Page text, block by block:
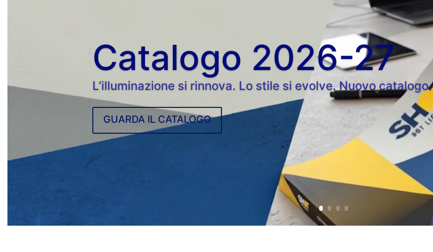
Catalogo 2026-27
L’illuminazione si rinnova. Lo stile si evolve. Nuovo catalogo.
GUARDA IL CATALOGO